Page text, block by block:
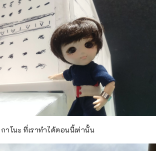
โนะ ที่เราทำได้ตอนนี้เท่านั้น